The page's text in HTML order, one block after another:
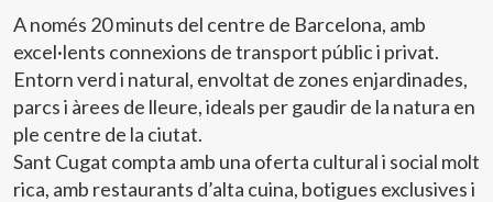
A només 20 minuts del centre de Barcelona, amb
excel·lents connexions de transport públic i privat.
Entorn verd i natural, envoltat de zones enjardinades,
parcs i àrees de lleure, ideals per gaudir de la natura en
ple centre de la ciutat.
Sant Cugat compta amb una oferta cultural i social molt
rica, amb restaurants d’alta cuina, botigues exclusives i
Marketing i publicitat
Aquestes cookies són utilitzades per emmagatzemar
informació sobre les preferències i les eleccions personals
de l'usuari a través de l'observació continuada dels seus
hàbits de navegació. Gràcies a elles, podem conèixer els
hàbits de navegació al lloc web i mostrar publicitat
relacionada amb el perfil de navegació de l'usuari.